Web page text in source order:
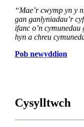
“Mae’r cwymp yn y
gan ganlyniadau’r
ifanc o’n
hyn a chreu
Pob newyddion
Cysylltwch